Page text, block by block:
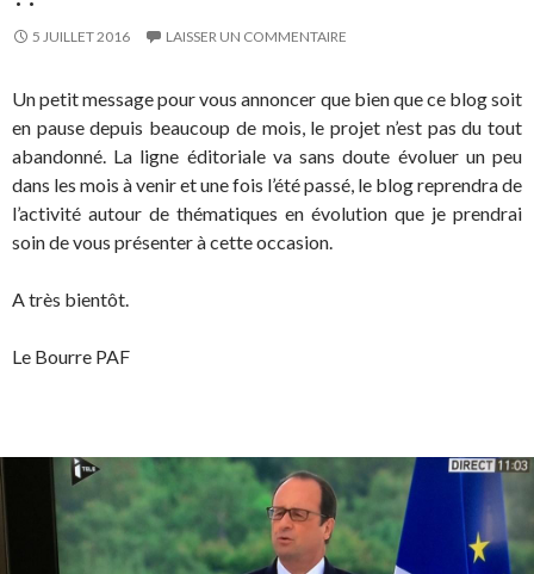
5 JUILLET 2016 LAISSER UN COMMENTAIRE
Un petit message pour vous annoncer que bien que ce blog soit
en pause depuis beaucoup de mois, le projet n’est pas du tout
abandonné. La ligne éditoriale va sans doute évoluer un peu
dans les mois à venir et une fois l’été passé, le blog reprendra de
l’activité autour de thématiques en évolution que je prendrai
soin de vous présenter à cette occasion.
A très bientôt.
Le Bourre PAF